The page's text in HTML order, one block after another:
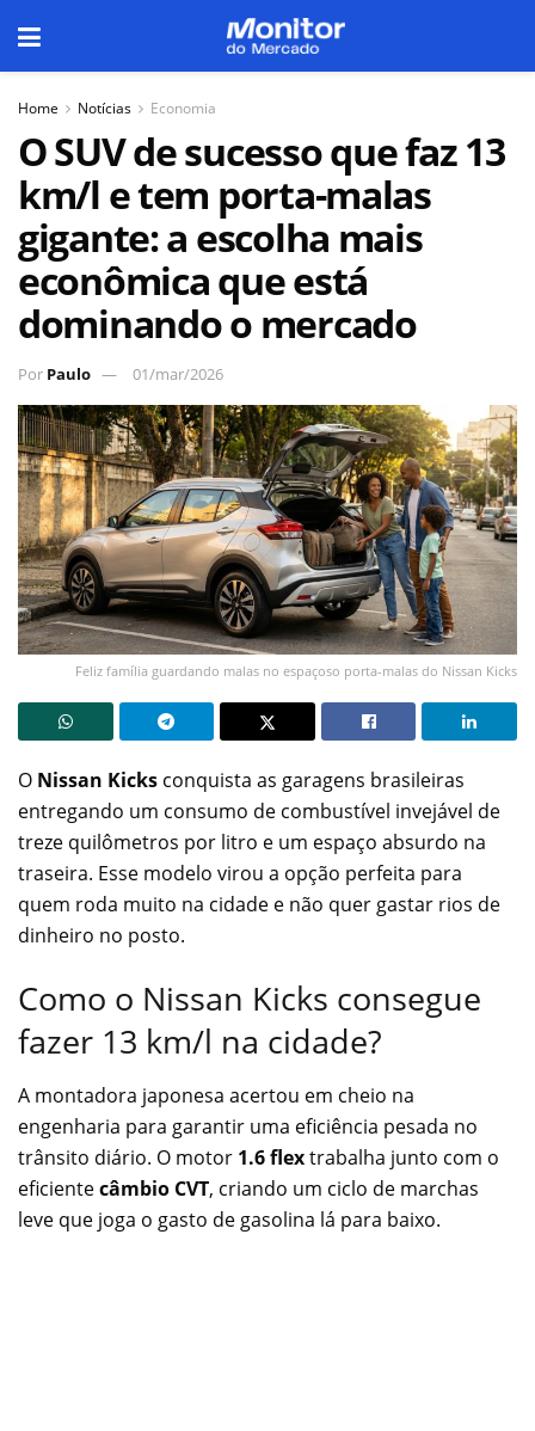
Home Notícias Economia
O SUV de sucesso que faz 13
km/l e tem porta-malas
gigante: a escolha mais
econômica que está
dominando o mercado
Por Paulo 01/mar/2026
Feliz família guardando malas no espaçoso porta-malas do Nissan Kicks
O Nissan Kicks conquista as garagens brasileiras
entregando um consumo de combustível invejável de
treze quilômetros por litro e um espaço absurdo na
traseira. Esse modelo virou a opção perfeita para
quem roda muito na cidade e não quer gastar rios de
dinheiro no posto.
Como o Nissan Kicks consegue
fazer 13 km/l na cidade?
A montadora japonesa acertou em cheio na
engenharia para garantir uma eficiência pesada no
trânsito diário. O motor 1.6 flextrabalha junto com o
eficientecâmbio CVT, criando um ciclo de marchas
leve que joga o gasto de gasolina lá para baixo.